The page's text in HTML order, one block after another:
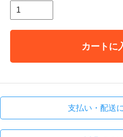
カートに
支払い・配送